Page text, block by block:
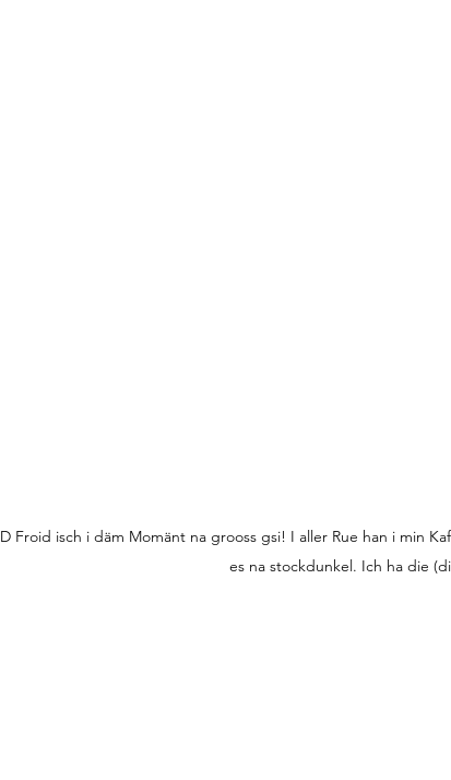
D Froid isch i däm Momänt na grooss gsi! I aller Rue han i min
es na stockdunkel. Ich ha die